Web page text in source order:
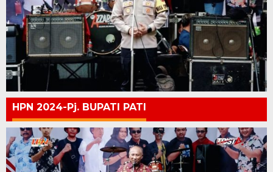
HPN 2024-Pj. BUPATI PATI